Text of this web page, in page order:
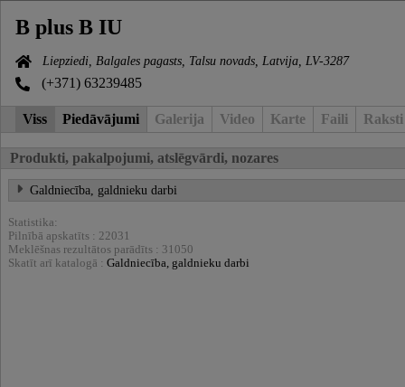
B plus B IU
Liepziedi, Balgales pagasts, Talsu novads, Latvija, LV-3287
(+371) 63239485
Viss Piedāvājumi Galerija Video Karte Faili Raksti
Produkti, pakalpojumi, atslēgvārdi, nozares
Galdniecība, galdnieku darbi
Statistika:
Pilnībā apskatīts : 22031
Meklēšnas rezultātos parādīts : 31050
Skatīt arī katalogā : Galdniecība, galdnieku darbi